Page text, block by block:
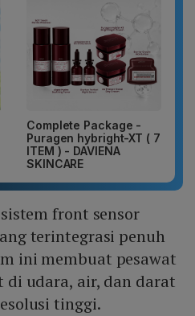
Complete Package -
Puragen hybright-XT ( 7
ITEM ) - DAVIENA
SKINCARE
front sensor
terintegrasi penuh
ini membuat pesawat
di udara, air, dan darat
tinggi.